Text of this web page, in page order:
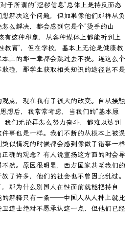
于所谓的“淫秽信息”总体上是持反面态
解决这个问题，但如果像他们那样从负
么解决，都会感到它是个“烫手的山
有这种印象，从各种媒体上都能听到上
教育”，但在学校，基本上无论是健康教
上的那一章都会跳过去不提。连这么个
碰，那学生获取相关知识的途径岂不是
点，现在我有了很大的改变。自从接触
想后，我常常考虑，当我们的“基本原
我们无论再怎么努力奋斗，都难以达到
事也是一样。我们不断的从根本上被误
似情况的时候都会感到像做了错事一样
确的观念？有人说宣扬这方面的时会导
然。原因很明显，西方国家甚至我们的
了许多，他们的社会也不曾因此乱过。
那为什么别国人在性面前就能把持自
的解释只有一条──中国人从人种上就比
卫道士绝对不愿承认这一点，但他们已经